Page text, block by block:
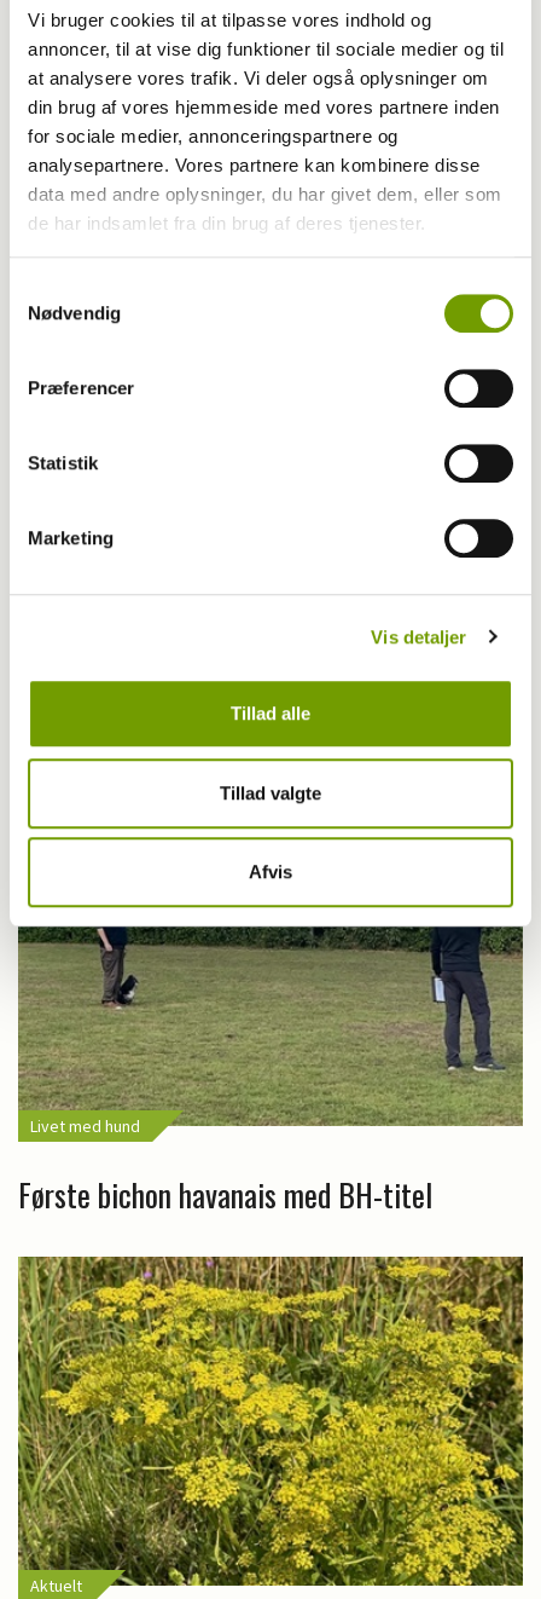
Vi bruger cookies til at tilpasse vores indhold og
annoncer, til at vise dig funktioner til sociale medier og til
at analysere vores trafik. Vi deler også oplysninger om
din brug af vores hjemmeside med vores partnere inden
for sociale medier, annonceringspartnere og
analysepartnere. Vores partnere kan kombinere disse
data med andre oplysninger, du har givet dem, eller som
de har indsamlet fra din brug af deres tjenester.
Nødvendig
Præferencer
Statistik
Marketing
Vis detaljer
Tillad alle
Tillad valgte
Afvis
Aktuelt
Hvorfor graver hunden i kurven?
Livet med hund
Første bichon havanais med BH-titel
Aktuelt